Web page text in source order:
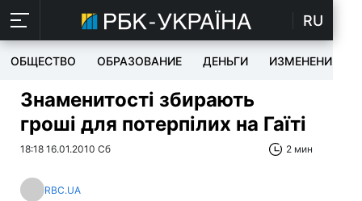
RU
ОБЩЕСТВО ОБРАЗОВАНИЕ ДЕНЬГИ ИЗМЕНЕНИЯ
Знаменитості збирають
гроші для потерпілих на Гаїті
18:18 16.01.2010 Сб 2 мин
RBC.UA